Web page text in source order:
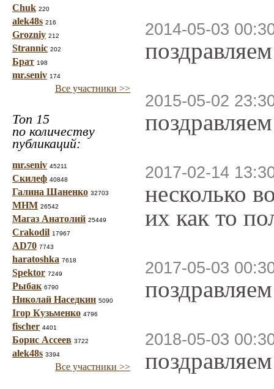
Chuk 220
alek48s 216
Grozniy 212
Strannic 202
Брат 198
mr.seniv 174
Все участники >>
Топ 15
по количеству
публикаций:
mr.seniv 45211
Скилеф 40848
Галина Шаненко 32703
МНМ 26542
Магаз Анатолий 25449
Crakodil 17967
AD70 7743
haratoshka 7618
Spektor 7249
Рыбак 6790
Николай Наседкин 5090
Ігор Кузьменко 4796
fischer 4401
Борис Ассеев 3722
alek48s 3394
Все участники >>
2014-05-03
2015-05-02
2017-02-14
несколько
их как то
2017-05-03
2018-05-03